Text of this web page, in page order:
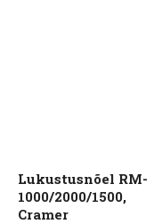
Lukustusnõel RM-
1000/2000/1500,
Cramer